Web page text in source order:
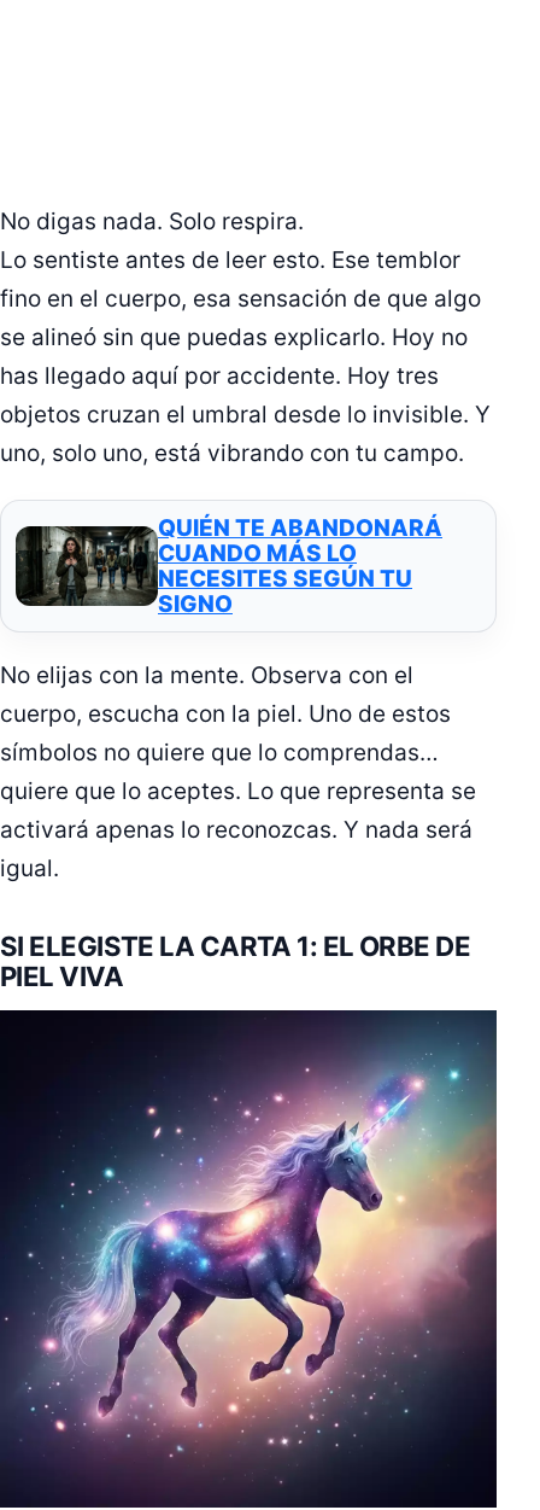
No digas nada. Solo respira.
Lo sentiste antes de leer esto. Ese temblor
fino en el cuerpo, esa sensación de que algo
se alineó sin que puedas explicarlo. Hoy no
has llegado aquí por accidente. Hoy tres
objetos cruzan el umbral desde lo invisible. Y
uno, solo uno, está vibrando con tu campo.
QUIÉN TE ABANDONARÁ
CUANDO MÁS LO
NECESITES SEGÚN TU
SIGNO
No elijas con la mente. Observa con el
cuerpo, escucha con la piel. Uno de estos
símbolos no quiere que lo comprendas…
quiere que lo aceptes. Lo que representa se
activará apenas lo reconozcas. Y nada será
igual.
SI ELEGISTE LA CARTA 1: EL ORBE DE
PIEL VIVA